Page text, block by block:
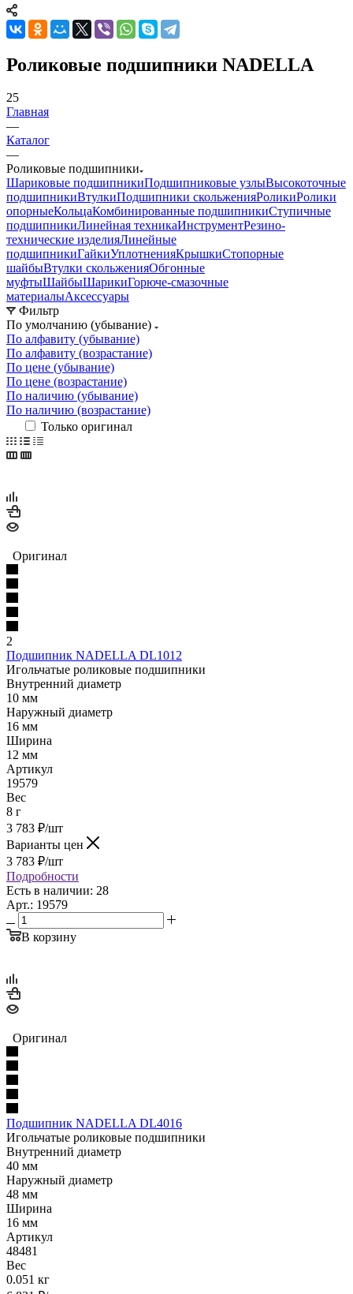
Роликовые подшипники NADELLA
25
Главная
—
Каталог
—
Роликовые подшипники
Шариковые подшипникиПодшипниковые узлыВысокоточные
подшипникиВтулкиПодшипники скольженияРоликиРолики
опорныеКольцаКомбинированные подшипникиСтупичные
подшипникиЛинейная техникаИнструментРезино-
технические изделияЛинейные
подшипникиГайкиУплотненияКрышкиСтопорные
шайбыВтулки скольженияОбгонные
муфтыШайбыШарикиГорюче-смазочные
материалыАксессуары
Фильтр
По умолчанию (убывание)
По алфавиту (убывание)
По алфавиту (возрастание)
По цене (убывание)
По цене (возрастание)
По наличию (убывание)
По наличию (возрастание)
Только оригинал
Оригинал
2
Подшипник NADELLA DL1012
Игольчатые роликовые подшипники
Внутренний диаметр
10 мм
Наружный диаметр
16 мм
Ширина
12 мм
Артикул
19579
Вес
8 г
3 783 ₽/шт
Варианты цен
3 783 ₽/шт
Подробности
Есть в наличии: 28
Арт.: 19579
В корзину
Оригинал
Подшипник NADELLA DL4016
Игольчатые роликовые подшипники
Внутренний диаметр
40 мм
Наружный диаметр
48 мм
Ширина
16 мм
Артикул
48481
Вес
0.051 кг